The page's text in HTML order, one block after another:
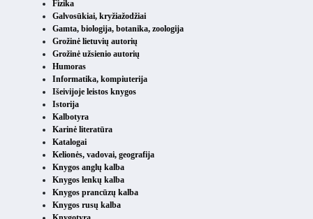
Fizika
Galvosūkiai, kryžiažodžiai
Gamta, biologija, botanika, zoologija
Grožinė lietuvių autorių
Grožinė užsienio autorių
Humoras
Informatika, kompiuterija
Išeivijoje leistos knygos
Istorija
Kalbotyra
Karinė literatūra
Katalogai
Kelionės, vadovai, geografija
Knygos anglų kalba
Knygos lenkų kalba
Knygos prancūzų kalba
Knygos rusų kalba